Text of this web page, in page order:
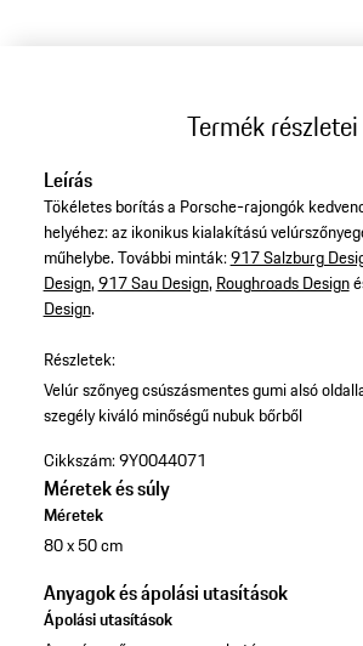
Termék részletei
Leírás
Tökéletes borítás a Porsche-rajongók
helyéhez: az ikonikus kialakítású
műhelybe. További minták:917 Salzburg
Design,917 Sau Design,Roughroads Design
Design.
Részletek:
Velúr szőnyeg csúszásmentes gumi alsó
szegély kiváló minőségű nubuk bőrből
Cikkszám:9Y0044071
Méretek és súly
Méretek
80 x 50 cm
Anyagok és ápolási utasítások
Ápolási utasítások